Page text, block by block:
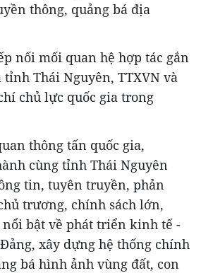
thông, quảng bá địa
nối mối quan hệ hợp tác gắn
Thái Nguyên, TTXVN và
chủ lực quốc gia trong
thông tấn quốc gia,
cùng tỉnh Thái Nguyên
tin, tuyên truyền, phản
trương, chính sách lớn,
bật về phát triển kinh tế -
xây dựng hệ thống chính
bá hình ảnh vùng đất, con